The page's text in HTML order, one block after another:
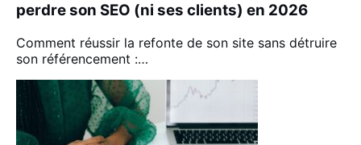
perdre son SEO (ni ses clients) en 2026
Comment réussir la refonte de son site sans détruire
son référencement :…